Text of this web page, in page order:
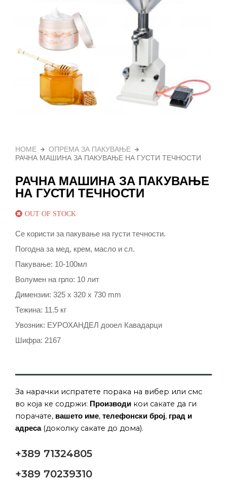
HOME
ОПРЕМА ЗА ПАКУВАЊЕ
РАЧНА МАШИНА ЗА ПАКУВАЊЕ НА ГУСТИ ТЕЧНОСТИ
РАЧНА МАШИНА ЗА ПАКУВАЊЕ
НА ГУСТИ ТЕЧНОСТИ
OUT OF STOCK
Се користи за пакување на густи течности.
Погодна за мед, крем, масло и сл.
Пакување: 10-100мл
Волумен на грло: 10 лит
Димензии: 325 x 320 x 730 mm
Тежина: 11.5 кг
Увозник: ЕУРОХАНДЕЛ дооел Кавадарци
Шифра: 2167
За нарачки испратете порака на вибер или смс
во која ке содржи: Производи кои сакате да ги
порачате, вашето име, телефонски број, град и
адреса(доколку сакате до дома).
+389 71324805
+389 70239310